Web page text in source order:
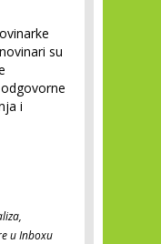
su
i
u Inboxu